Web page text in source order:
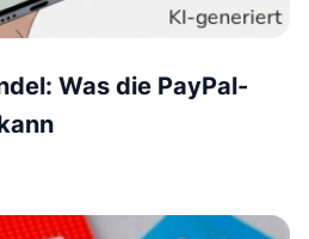
Was die PayPal-